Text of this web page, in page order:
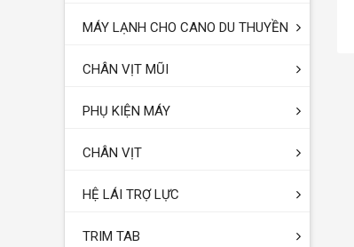
MÁY LẠNH CHO CANO DU THUYỀN
CHÂN VỊT MŨI
PHỤ KIỆN MÁY
CHÂN VỊT
HỆ LÁI TRỢ LỰC
TRIM TAB